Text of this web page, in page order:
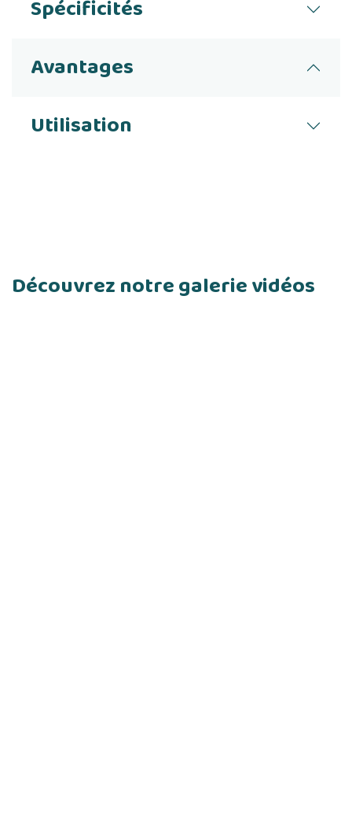
Spécificités
Avantages
Utilisation
Découvrez notre galerie vidéos